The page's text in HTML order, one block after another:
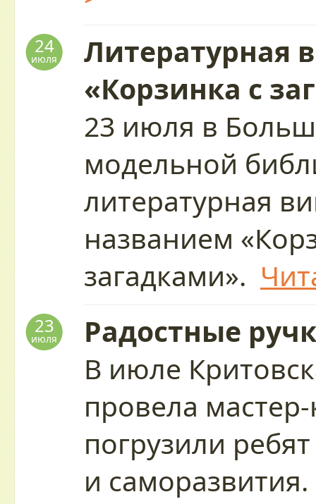
24
июля
Литературная
«Корзинка с
23 июля в
модельной
литературная
названием
загадками».
23
июля
Радостные
В июле
провела
погрузили
и